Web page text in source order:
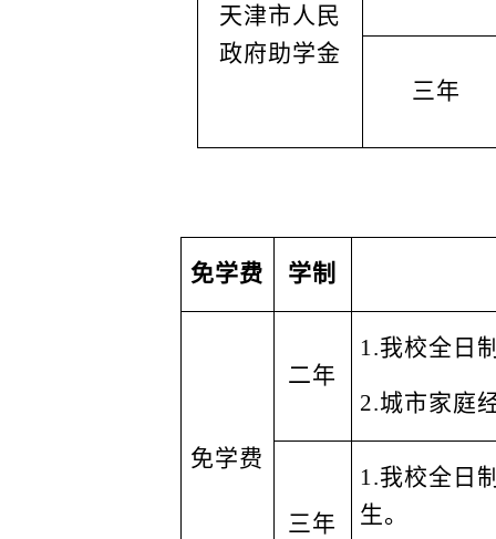
天津市人民
政府助学金
三年
免学费 学制
免学费
二年
1.我校全日
2.城市家庭
三年
1.我校全日
生。